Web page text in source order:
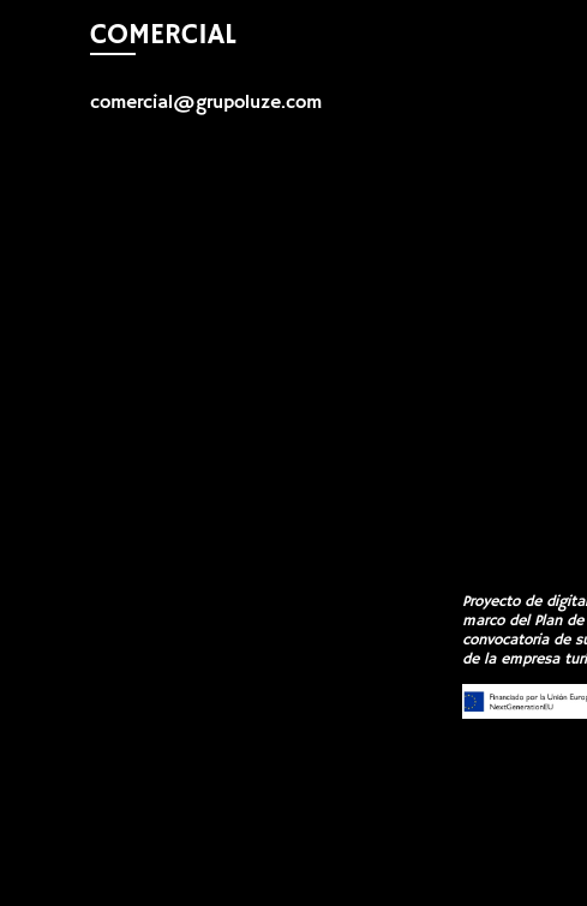
COMERCIAL
comercial@grupoluze.com
Proyecto de
marco del Plan
convocatoria de
de la empresa